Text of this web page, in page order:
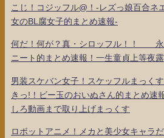
こじ！コジッフル@！-レズっ娘百合ネ
女のBL腐女子的まとめ速報-
何だ！何が？真・シロッフル！！
ニート的まとめ速報！一生童貞上等夜露
男装スケバン女子！スケッフルまっく
きっ!！ビー玉のおいぬさん的まとめ
しろ動画まで取り上げまっくす
ロボットアニメ！メカと美少女キャラ